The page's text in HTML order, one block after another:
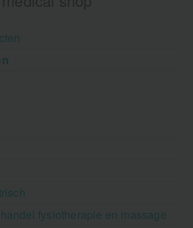
fysiotherapie en massage